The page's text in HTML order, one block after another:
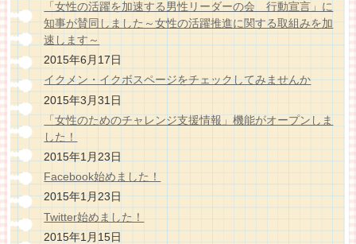
「女性の活躍を加速する男性リーダーの会 行動宣言」に
知事が賛同しました～女性の活躍推進に関する取組みを加
速します～
2015年6月17日
イクメン・イクボスページをチェックしてみませんか
2015年3月31日
「女性のためのチャレンジ支援情報」機能がオープンしま
した！
2015年1月23日
Facebook始めました！
2015年1月23日
Twitter始めました！
2015年1月15日